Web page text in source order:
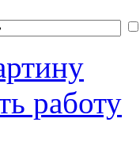
работу